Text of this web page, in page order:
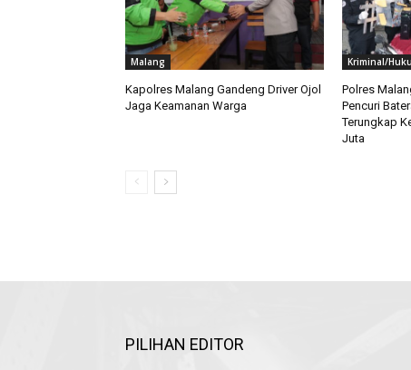
Malang
Kapolres Malang Gandeng Driver Ojol
Jaga Keamanan Warga
Kriminal/
Polres
Pencuri
Terungkap
Juta
PILIHAN EDITOR